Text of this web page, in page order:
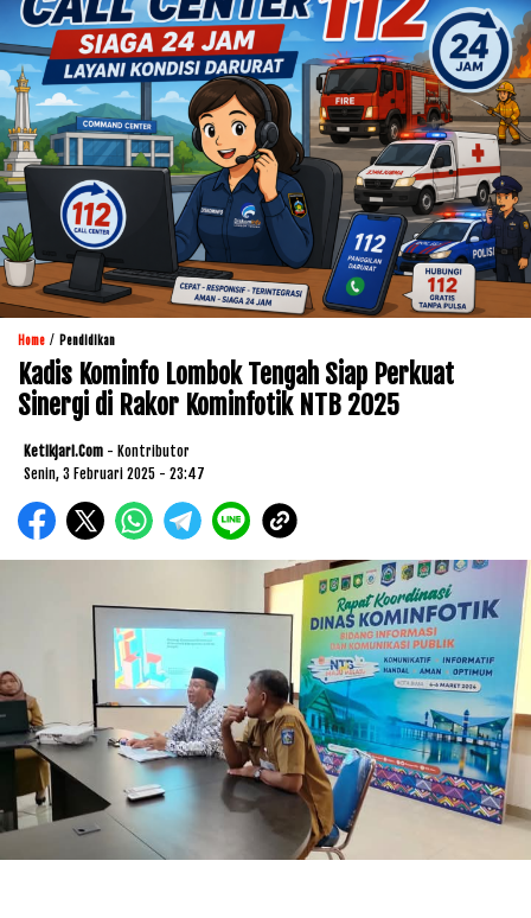
Home / Pendidikan
Kadis Kominfo Lombok Tengah Siap Perkuat
Sinergi di Rakor Kominfotik NTB 2025
Ketikjari.com - Kontributor
Senin, 3 Februari 2025 - 23:47